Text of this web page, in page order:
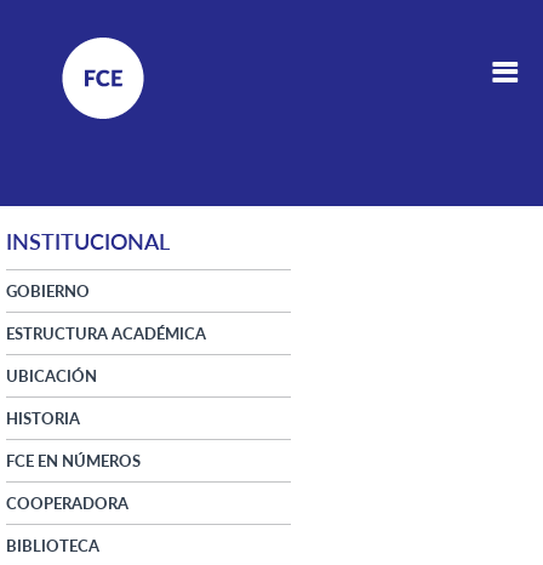
INSTITUCIONAL
GOBIERNO
ESTRUCTURA ACADÉMICA
UBICACIÓN
HISTORIA
FCE EN NÚMEROS
COOPERADORA
BIBLIOTECA